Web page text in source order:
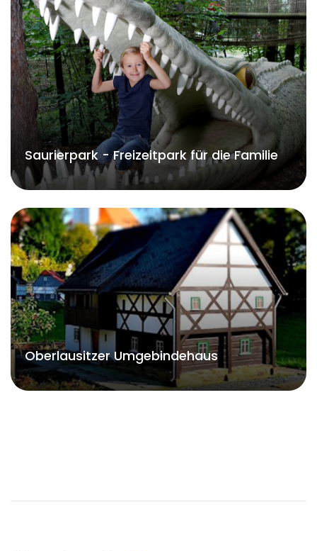
Saurierpark - Freizeitpark für die Familie
Oberlausitzer Umgebindehaus